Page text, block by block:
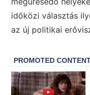
időközi választás
az új politikai